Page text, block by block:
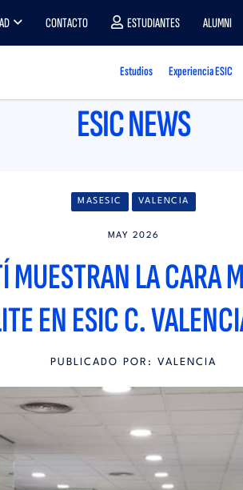
CONTACTO ESTUDIANTES ALUMNI
Estudios Experiencia ESIC
ESIC NEWS
MASESIC VALENCIA
MAY 2026
MUESTRAN LA CARA
EN ESIC C.
PUBLICADO POR: VALENCIA